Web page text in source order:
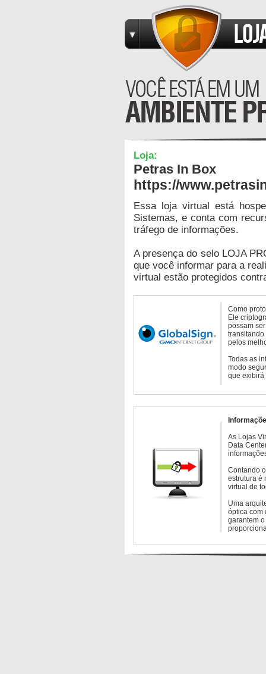
Loja:
Petras In Box
https://
Essa loja virtual está
Sistemas, e conta com
tráfego de informações.
A presença do selo LOJA
que você informar para a
virtual estão protegidos
Como
Ele
possam
transitando
pelos
Todas as
modo
que exibirá
As Lojas
Data
Contando
estrutura é
virtual de
Uma
óptica com
garantem